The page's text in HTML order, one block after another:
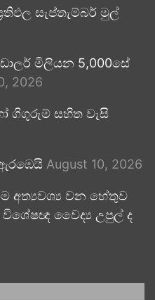
සැප්තැම්බර් මුල්
මිලියන 5,000සේ
2026
ගිගුරුම් සහිත වැසි
August 10, 2026
අත්‍යවශ්‍ය වන හේතුව
විශේෂඥ වෛද්‍ය උපුල් ද